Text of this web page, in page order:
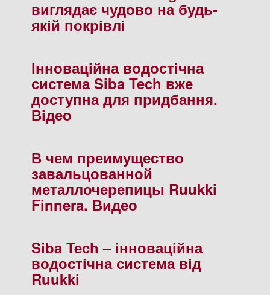
виглядає чудово на будь-
якій покрівлі
Інноваційна водостічна
система Siba Tech вже
доступна для придбання.
Відео
В чем преимущество
завальцованной
металлочерепицы Ruukki
Finnera. Видео
Siba Tech – інноваційна
водостічна система від
Ruukki